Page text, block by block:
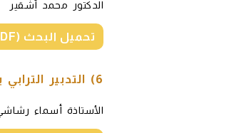
الدكتور محمد أشقير
تحميل البحث (PDF)
6) التدبير الترابي بين حكامة الاستقلال المالي وواقع الرقابة
الأستاذة أسماء